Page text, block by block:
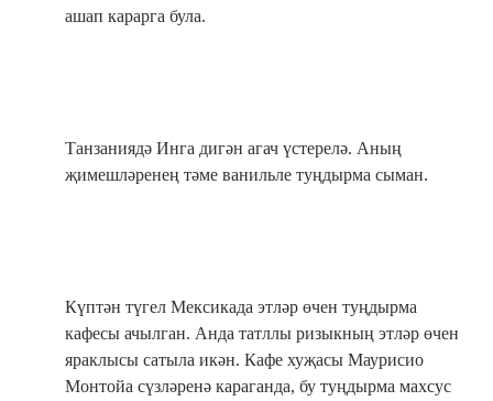
ашап карарга була.
Танзаниядә Инга дигән агач үстерелә. Аның
җимешләренең тәме ванильле туңдырма сыман.
Күптән түгел Мексикада этләр өчен туңдырма
кафесы ачылган. Анда татллы ризыкның этләр өчен
яраклысы сатыла икән. Кафе хуҗасы Маурисио
Монтойа сүзләренә караганда, бу туңдырма махсус